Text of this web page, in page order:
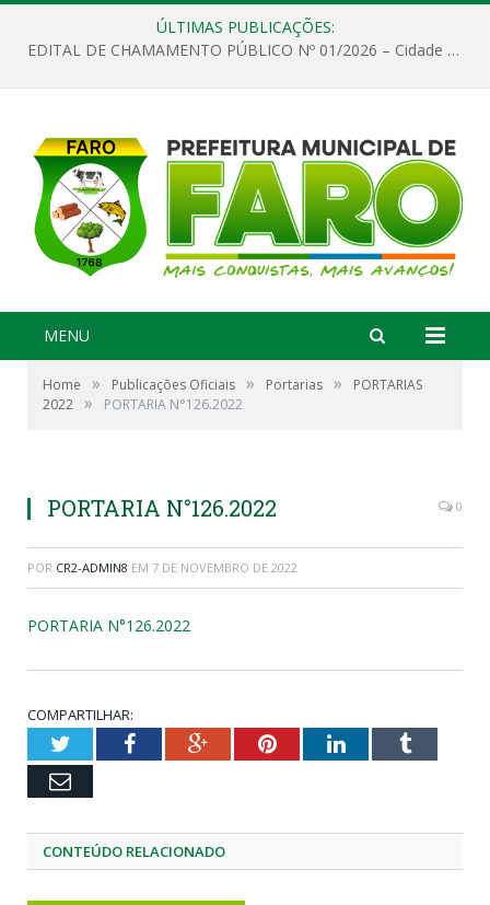
ÚLTIMAS PUBLICAÇÕES:
EDITAL DE CHAMAMENTO PÚBLICO Nº 01/2026 – Cidade de Faro
MENU
Home » Publicações Oficiais » Portarias »
PORTARIAS
2022 » PORTARIA N°126.2022
PORTARIA N°126.2022 0
POR CR2-ADMIN8 EM 7 DE NOVEMBRO DE 2022
PORTARIA N°126.2022
COMPARTILHAR:
TwitterFacebookGoogle+PinterestLinkedInTumblr
Email
CONTEÚDO RELACIONADO